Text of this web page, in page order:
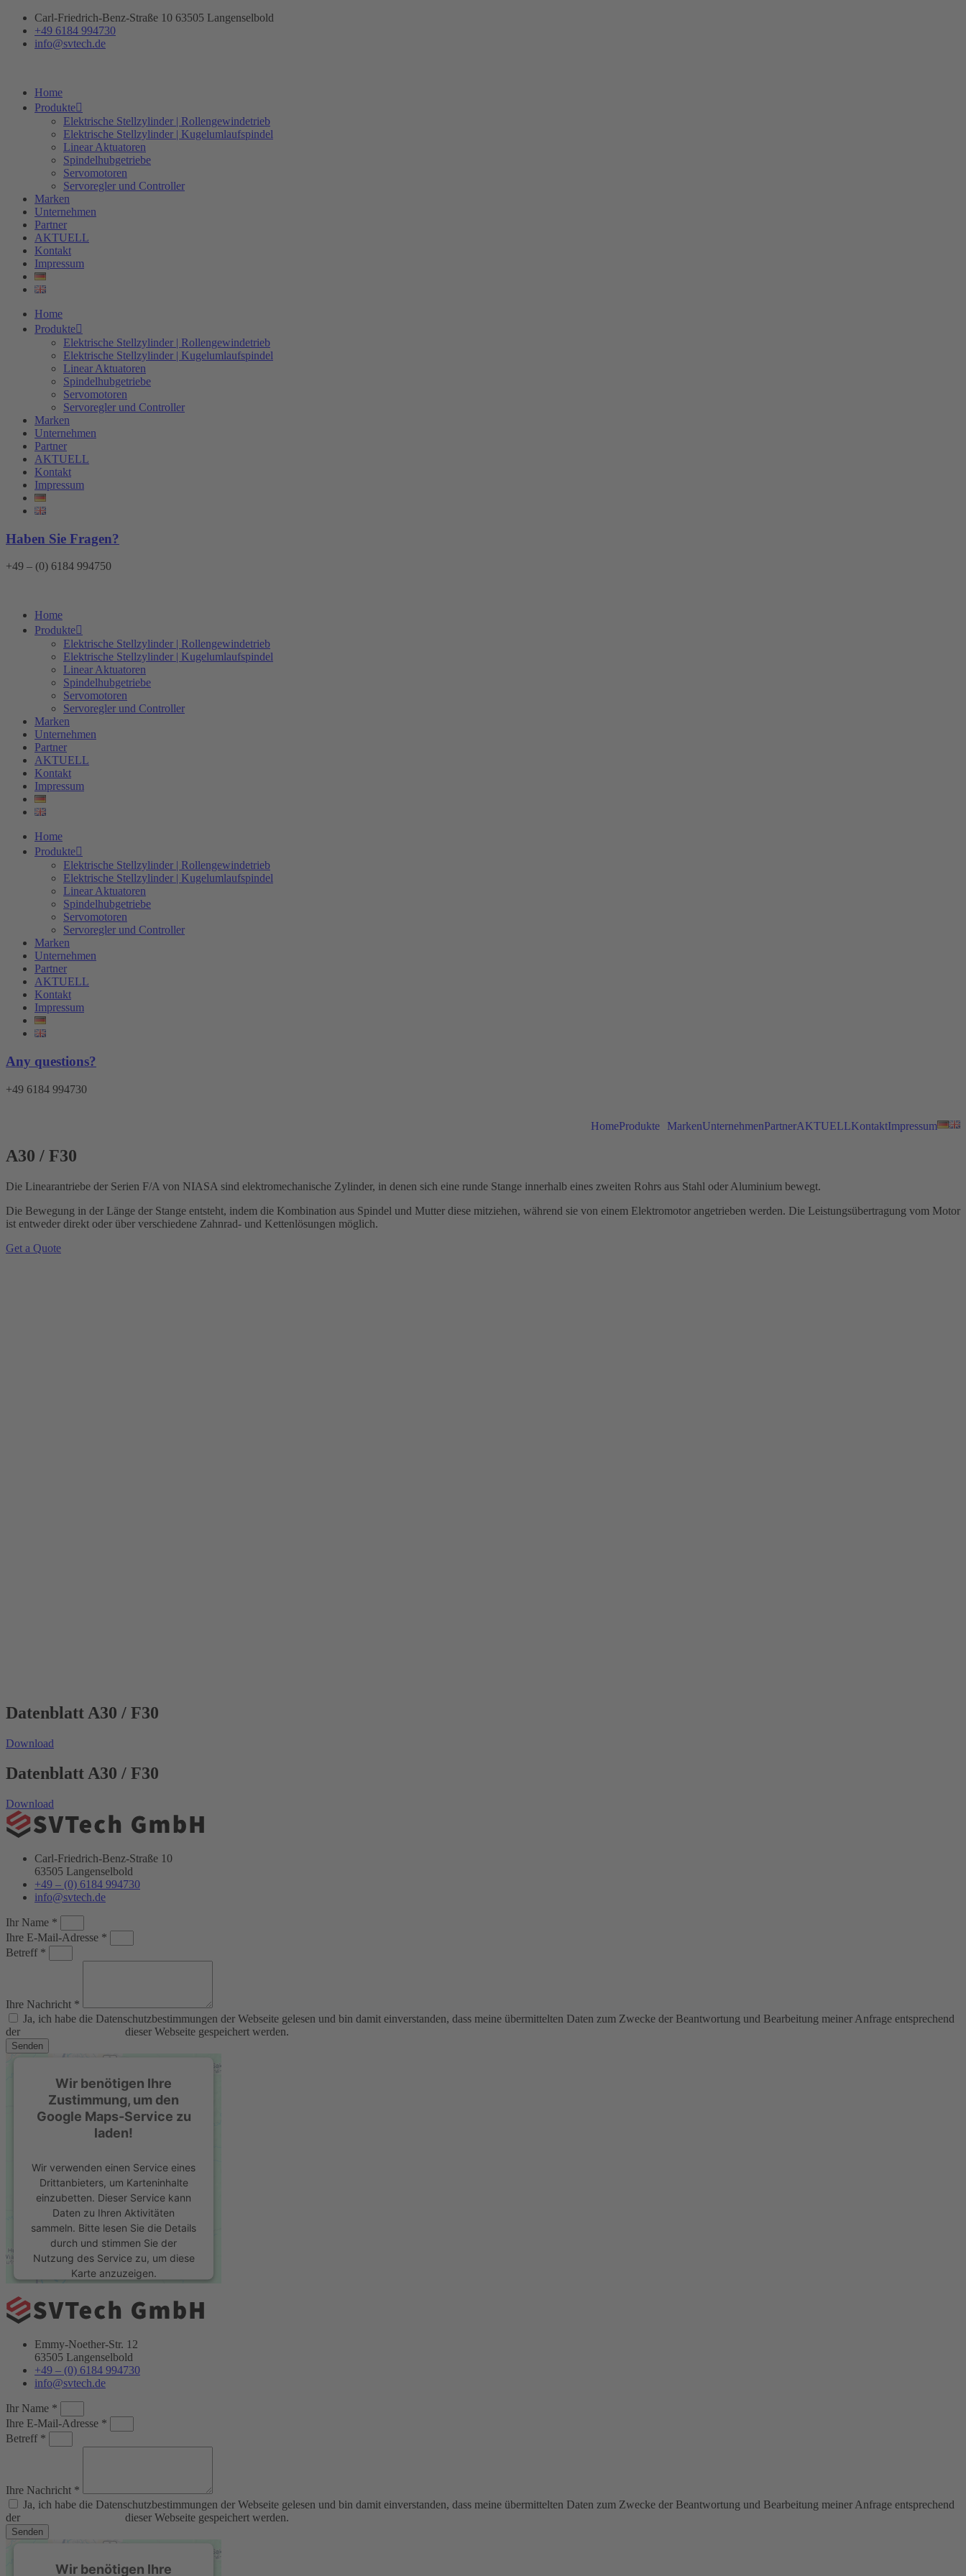
Zum
Inhalt
springen
Carl-Friedrich-Benz-Straße 10 63505 Langenselbold
+49 6184 994730
info@svtech.de
Home
Produkte
Elektrische Stellzylinder | Rollengewindetrieb
Elektrische Stellzylinder | Kugelumlaufspindel
Linear Aktuatoren
Spindelhubgetriebe
Servomotoren
Servoregler und Controller
Marken
Unternehmen
Partner
AKTUELL
Kontakt
Impressum
Home
Produkte
Elektrische Stellzylinder | Rollengewindetrieb
Elektrische Stellzylinder | Kugelumlaufspindel
Linear Aktuatoren
Spindelhubgetriebe
Servomotoren
Servoregler und Controller
Marken
Unternehmen
Partner
AKTUELL
Kontakt
Impressum
Haben Sie Fragen?
+49 – (0) 6184 994750
Home
Produkte
Elektrische Stellzylinder | Rollengewindetrieb
Elektrische Stellzylinder | Kugelumlaufspindel
Linear Aktuatoren
Spindelhubgetriebe
Servomotoren
Servoregler und Controller
Marken
Unternehmen
Partner
AKTUELL
Kontakt
Impressum
Home
Produkte
Elektrische Stellzylinder | Rollengewindetrieb
Elektrische Stellzylinder | Kugelumlaufspindel
Linear Aktuatoren
Spindelhubgetriebe
Servomotoren
Servoregler und Controller
Marken
Unternehmen
Partner
AKTUELL
Kontakt
Impressum
Any questions?
+49 6184 994730
HomeProdukte MarkenUnternehmenPartnerAKTUELLKontaktImpressum
A30 / F30
Die Linearantriebe der Serien F/A von NIASA sind elektromechanische Zylinder, in denen sich eine runde Stange innerhalb eines zweiten Rohrs aus Stahl oder Aluminium bewegt.
Die Bewegung in der Länge der Stange entsteht, indem die Kombination aus Spindel und Mutter diese mitziehen, während sie von einem Elektromotor angetrieben werden. Die Leistungsübertragung vom Motor
ist entweder direkt oder über verschiedene Zahnrad- und Kettenlösungen möglich.
Get a Quote
Datenblatt A30 / F30
Download
Datenblatt A30 / F30
Download
Carl-Friedrich-Benz-Straße 10
63505 Langenselbold
+49 – (0) 6184 994730
info@svtech.de
Ihr Name *
Ihre E-Mail-Adresse *
Betreff *
Ihre Nachricht *
Ja, ich habe die Datenschutzbestimmungen der Webseite gelesen und bin damit einverstanden, dass meine übermittelten Daten zum Zwecke der Beantwortung und Bearbeitung meiner Anfrage entsprechend
der
dieser Webseite gespeichert werden.
Senden
Wir benötigen Ihre
Zustimmung, um den
Google Maps-Service zu
laden!
Wir verwenden einen Service eines
Drittanbieters, um Karteninhalte
einzubetten. Dieser Service kann
Daten zu Ihren Aktivitäten
sammeln. Bitte lesen Sie die Details
durch und stimmen Sie der
Nutzung des Service zu, um diese
Karte anzuzeigen.
Mehr Informationen
Akzeptieren
powered byUsercentrics Consent
Management Platform
Emmy-Noether-Str. 12
63505 Langenselbold
+49 – (0) 6184 994730
info@svtech.de
Ihr Name *
Ihre E-Mail-Adresse *
Betreff *
Ihre Nachricht *
Ja, ich habe die Datenschutzbestimmungen der Webseite gelesen und bin damit einverstanden, dass meine übermittelten Daten zum Zwecke der Beantwortung und Bearbeitung meiner Anfrage entsprechend
der
dieser Webseite gespeichert werden.
Senden
Wir benötigen Ihre